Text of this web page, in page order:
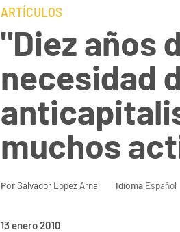
ARTÍCULOS
"Diez años
necesidad
muchos
PorSalvador López Arnal Idioma Español
13 enero 2010